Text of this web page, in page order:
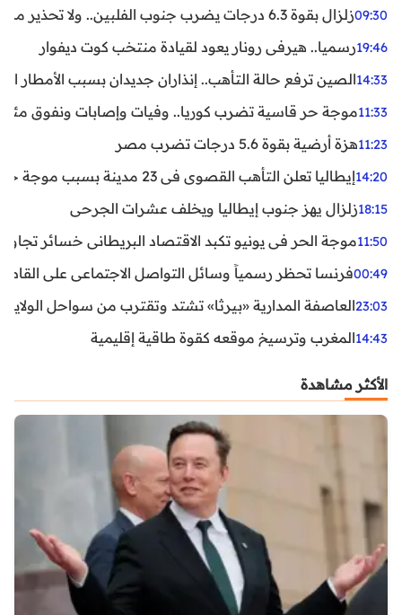
09:30زلزال بقوة 6.3 درجات يضرب جنوب الفلبين.. ولا تحذير من تسونامي حتى الآن
19:46رسميا.. هيرفي رونار يعود لقيادة منتخب كوت ديفوار
14:33الصين ترفع حالة التأهب.. إنذاران جديدان بسبب الأمطار
11:33موجة حر قاسية تضرب كوريا.. وفيات وإصابات ونفوق مئات
11:23هزة أرضية بقوة 5.6 درجات تضرب مصر
14:20إيطاليا تعلن التأهب القصوى في 23 مدينة بسبب موجة حر شديدة
18:15زلزال يهز جنوب إيطاليا ويخلف عشرات الجرحى
11:50موجة الحر في يونيو تكبد الاقتصاد البريطاني خسائر تجاوزت 1.5 مليار
00:49فرنسا تحظر رسمياً وسائل التواصل الاجتماعي على القاصرين
23:03العاصفة المدارية «بيرثا» تشتد وتقترب من سواحل
14:43المغرب وترسيخ موقعه كقوة طاقية إقليمية
الأكثر مشاهدة